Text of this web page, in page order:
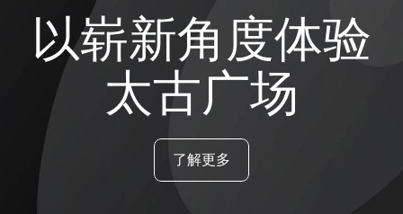
以崭新角度体验
太古广场
了解更多